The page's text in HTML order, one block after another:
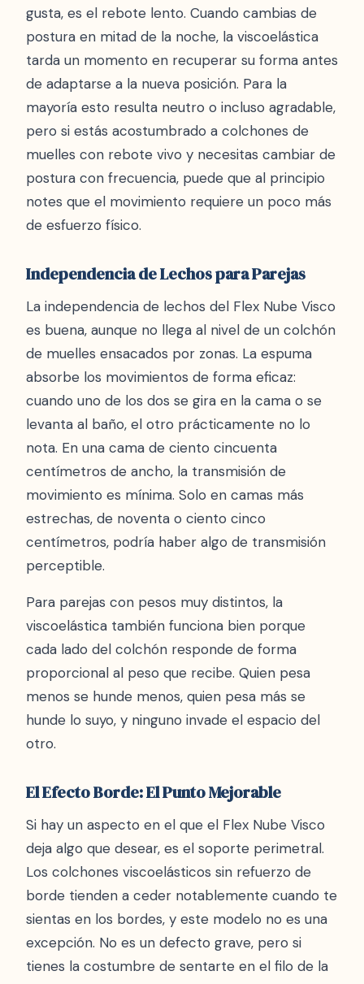
gusta, es el rebote lento. Cuando cambias de
postura en mitad de la noche, la viscoelástica
tarda un momento en recuperar su forma antes
de adaptarse a la nueva posición. Para la
mayoría esto resulta neutro o incluso agradable,
pero si estás acostumbrado a colchones de
muelles con rebote vivo y necesitas cambiar de
postura con frecuencia, puede que al principio
notes que el movimiento requiere un poco más
de esfuerzo físico.
Independencia de Lechos para Parejas
La independencia de lechos del Flex Nube Visco
es buena, aunque no llega al nivel de un colchón
de muelles ensacados por zonas. La espuma
absorbe los movimientos de forma eficaz:
cuando uno de los dos se gira en la cama o se
levanta al baño, el otro prácticamente no lo
nota. En una cama de ciento cincuenta
centímetros de ancho, la transmisión de
movimiento es mínima. Solo en camas más
estrechas, de noventa o ciento cinco
centímetros, podría haber algo de transmisión
perceptible.
Para parejas con pesos muy distintos, la
viscoelástica también funciona bien porque
cada lado del colchón responde de forma
proporcional al peso que recibe. Quien pesa
menos se hunde menos, quien pesa más se
hunde lo suyo, y ninguno invade el espacio del
otro.
El Efecto Borde: El Punto Mejorable
Si hay un aspecto en el que el Flex Nube Visco
deja algo que desear, es el soporte perimetral.
Los colchones viscoelásticos sin refuerzo de
borde tienden a ceder notablemente cuando te
sientas en los bordes, y este modelo no es una
excepción. No es un defecto grave, pero si
tienes la costumbre de sentarte en el filo de la